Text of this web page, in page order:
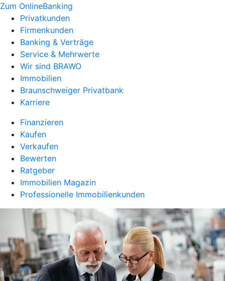
Zum OnlineBanking
Privatkunden
Firmenkunden
Banking & Verträge
Service & Mehrwerte
Wir sind BRAWO
Immobilien
Braunschweiger Privatbank
Karriere
Finanzieren
Kaufen
Verkaufen
Bewerten
Ratgeber
Immobilien Magazin
Professionelle Immobilienkunden